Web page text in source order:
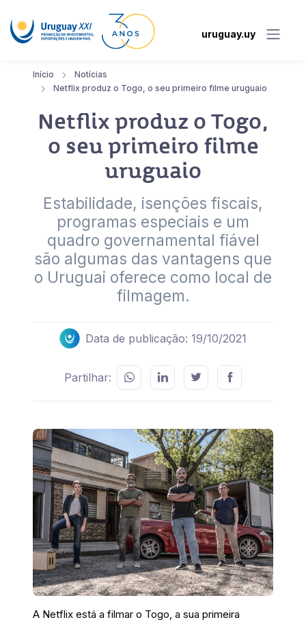
uruguay.uy
Início
Notícias
Netflix produz o Togo, o seu primeiro filme uruguaio
Netflix produz o Togo,
o seu primeiro filme
uruguaio
Estabilidade, isenções fiscais,
programas especiais e um
quadro governamental fiável
são algumas das vantagens que
o Uruguai oferece como local de
filmagem.
Data de publicação: 19/10/2021
Partilhar:
A Netflix está a filmar o Togo, a sua primeira